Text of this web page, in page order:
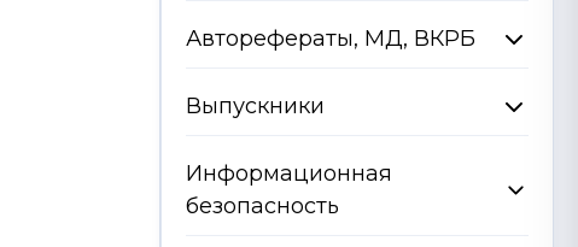
Авторефераты, МД, ВКРБ
Выпускники
Информационная
безопасность